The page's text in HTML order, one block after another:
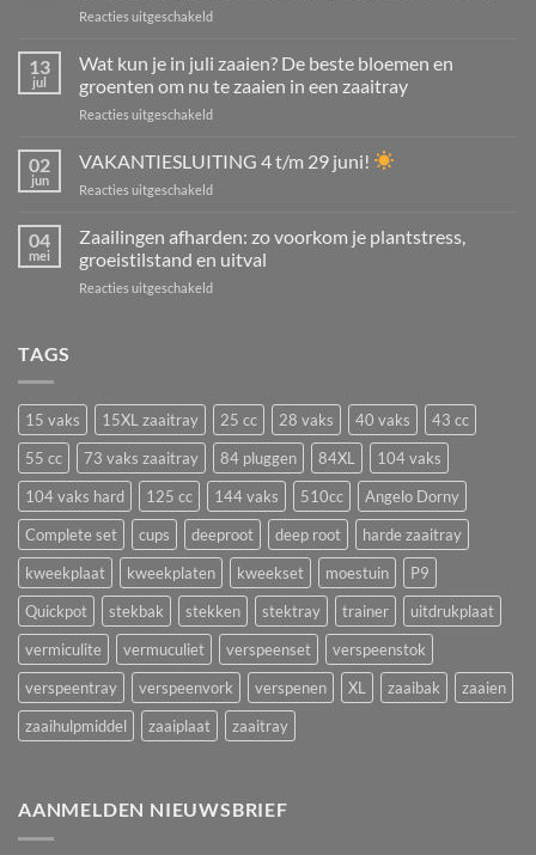
Reacties uitgeschakeldvoor
stekken
in
juli
en
tuinplanten,
struiken
aardbeien
vermeerderen
13
jul
Wat kun je in juli zaaien? De beste bloemen en
groenten om nu te zaaien in een zaaitray
Reacties uitgeschakeldvoor
kun
je
in
zaaien?
De
bloemen
zaaien
in
een
zaaitray
02
jun
VAKANTIESLUITING 4 t/m 29 juni!
Reacties uitgeschakeldvoor
t/m
29
juni!
04
mei
Zaailingen afharden: zo voorkom je plantstress,
groeistilstand en uitval
Reacties uitgeschakeldvoor
plantstress,
groeistilstand
en
uitval
TAGS
15 vaks 15XL zaaitray 25 cc 28 vaks 40 vaks
43 cc
55 cc
73 vaks zaaitray 84 pluggen 84XL
104 vaks
104 vaks hard
125 cc 144 vaks 510cc
Angelo Dorny
Complete set
cups deeproot deep root
harde zaaitray
kweekplaat
kweekplaten kweekset moestuin
P9
Quickpot
stekbak stekken stektray trainer
uitdrukplaat
vermiculite
vermuculiet verspeenset
verspeenstok
verspeentray
verspeenvork verspenen XL zaaibak
zaaien
zaaihulpmiddel
zaaiplaat zaaitray
AANMELDEN NIEUWSBRIEF